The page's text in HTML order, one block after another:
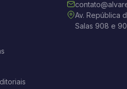
Av. República
Salas 908 e